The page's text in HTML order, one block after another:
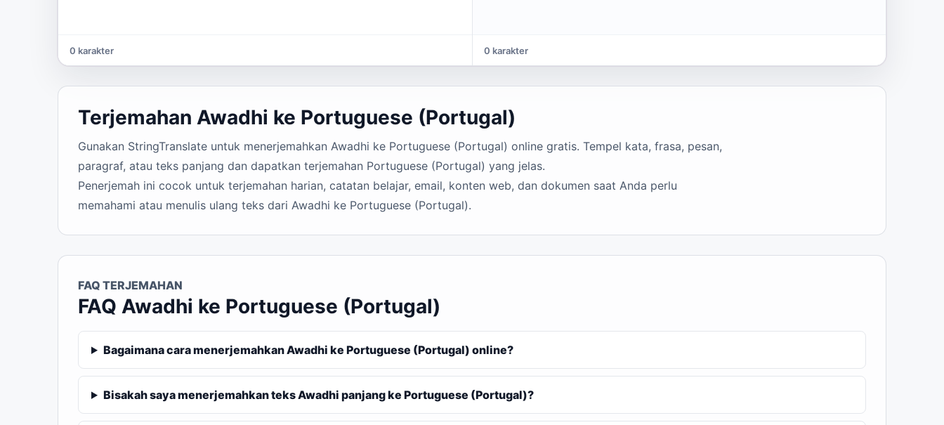
0 karakter 0 karakter
Terjemahan Awadhi ke Portuguese (Portugal)
Gunakan StringTranslate untuk menerjemahkan Awadhi ke Portuguese (Portugal) online gratis. Tempel kata, frasa, pesan,
paragraf, atau teks panjang dan dapatkan terjemahan Portuguese (Portugal) yang jelas.
Penerjemah ini cocok untuk terjemahan harian, catatan belajar, email, konten web, dan dokumen saat Anda perlu
memahami atau menulis ulang teks dari Awadhi ke Portuguese (Portugal).
FAQ TERJEMAHAN
FAQ Awadhi ke Portuguese (Portugal)
Bagaimana cara menerjemahkan Awadhi ke Portuguese (Portugal) online?
Bisakah saya menerjemahkan teks Awadhi panjang ke Portuguese (Portugal)?